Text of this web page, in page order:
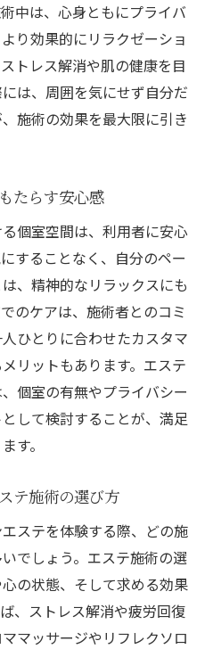
中は、心身ともにプライバ
り効果的にリラクゼーショ
トレス解消や肌の健康を目
は、周囲を気にせず自分だ
施術の効果を最大限に引き
たらす安心感
個室空間は、利用者に安心
することなく、自分のペー
、精神的なリラックスにも
のケアは、施術者とのコミ
ひとりに合わせたカスタマ
リットもあります。エステ
個室の有無やプライバシー
して検討することが、満足
す。
テ施術の選び方
ステを体験する際、どの施
でしょう。エステ施術の選
の状態、そして求める効果
、ストレス解消や疲労回復
マッサージやリフレクソロ